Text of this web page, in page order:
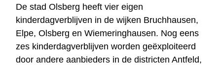
De stad Olsberg heeft vier eigen
kinderdagverblijven in de wijken Bruchhausen,
Elpe, Olsberg en Wiemeringhausen. Nog eens
zes kinderdagverblijven worden geëxploiteerd
door andere aanbieders in de districten Antfeld,